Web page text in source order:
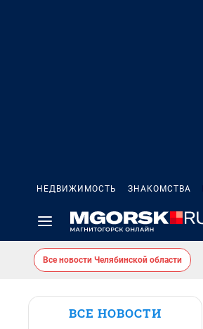
НЕДВИЖИМОСТЬ ЗНАКОМСТВА
Все новости Челябинской области
ВСЕ НОВОСТИ